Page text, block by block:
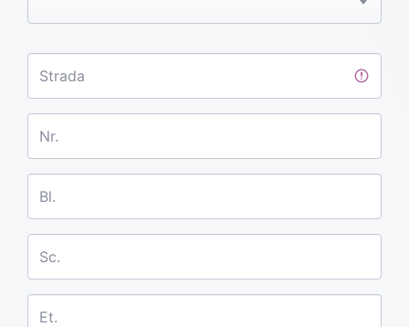
Strada
Nr.
Bl.
Sc.
Et.